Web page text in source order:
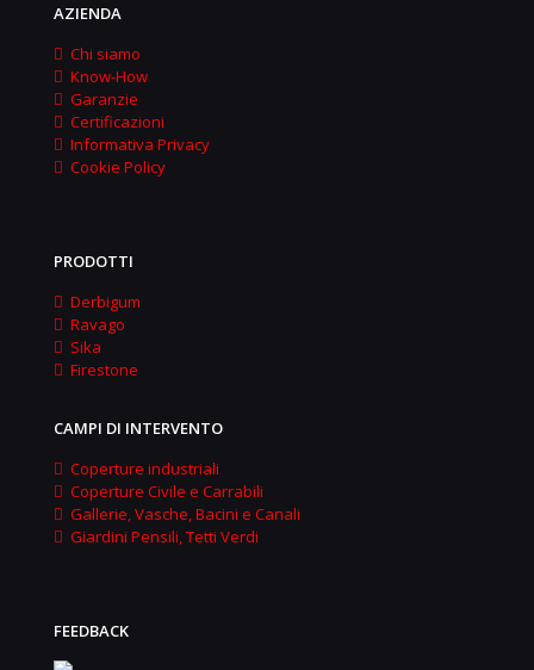
AZIENDA
Chi siamo
Know-How
Garanzie
Certificazioni
Informativa Privacy
Cookie Policy
PRODOTTI
Derbigum
Ravago
Sika
Firestone
CAMPI DI INTERVENTO
Coperture industriali
Coperture Civile e Carrabili
Gallerie, Vasche, Bacini e Canali
Giardini Pensili, Tetti Verdi
FEEDBACK